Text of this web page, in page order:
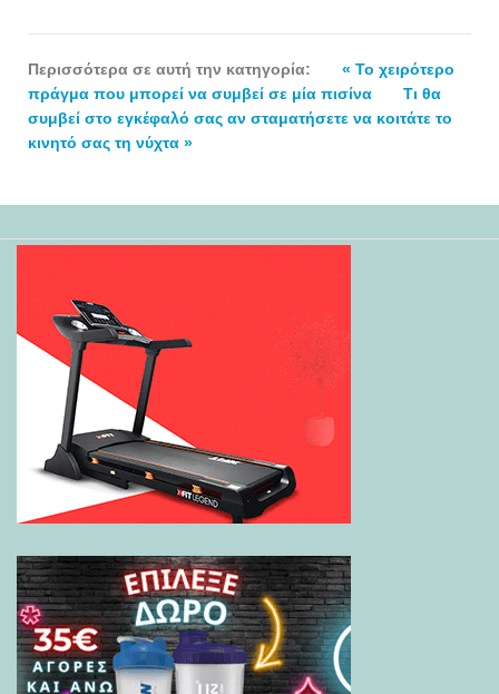
Περισσότερα σε αυτή την κατηγορία:
« Το χειρότερο
πράγμα που μπορεί να συμβεί σε μία πισίνα
Τι θα
συμβεί στο εγκέφαλό σας αν σταματήσετε να κοιτάτε το
κινητό σας τη νύχτα »